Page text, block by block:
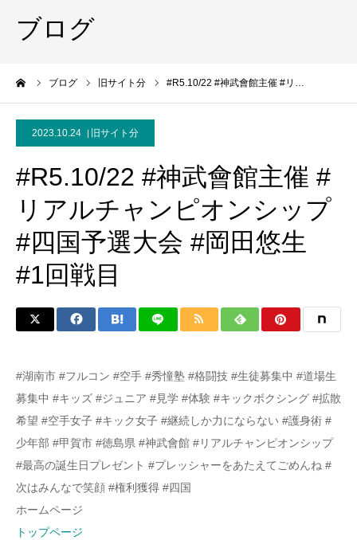
ブログ
ブログ 旧サイト分 #R5.10/22 #神武會館主催 #リ…
2023.10.24 旧サイト分
#R5.10/22 #神武會館主催 #
リアルチャンピオンシップ
#四国予選大会 #岡田悠生
#1回戦目
#湖南市 #フルコン #空手 #秀憧塾 #格闘技 #生徒募集中 #道場生
募集中 #キッズ #ジュニア #見学 #体験 #キックボクシング #拡散
希望 #空手女子 #キック女子 #継続しか力にならない #護身術 #
少年部 #甲賀市 #徳島県 #神武會館 #リアルチャンピオンシップ
#最高の誕生日プレゼント #プレッシャーをあたえてごめんね #
次はみんなで笑顔 #権利獲得 #四国
ホームページ
トップページ